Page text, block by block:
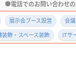
展示会ブース設営 会
飾・スペース装飾
ITサ